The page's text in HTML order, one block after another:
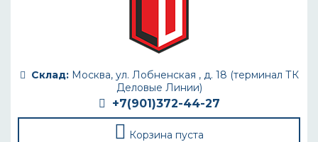
Склад:Москва, ул. Лобненская , д. 18 (терминал ТК
Деловые Линии)
+7(901)372-44-27
Корзина пуста